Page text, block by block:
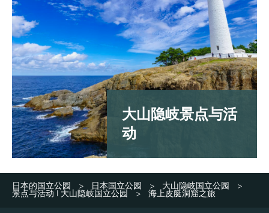
大山隐岐景点与活
动
日本的国立公园 > 日本国立公园 > 大山隐岐国立公园 >
景点与活动 | 大山隐岐国立公园 > 海上皮艇洞窟之旅